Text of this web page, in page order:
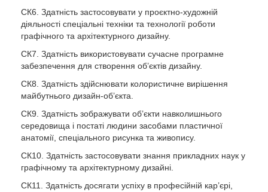
CК6. Здатність застосовувати у проєктно-художній
діяльності спеціальні техніки та технології роботи
графічного та архітектурного дизайну.
CК7. Здатність використовувати сучасне програмне
забезпечення для створення об’єктів дизайну.
CК8. Здатність здійснювати колористичне вирішення
майбутнього дизайн-об’єкта.
CК9. Здатність зображувати об’єкти навколишнього
середовища і постаті людини засобами пластичної
анатомії, спеціального рисунка та живопису.
CК10. Здатність застосовувати знання прикладних наук у
графічному та архітектурному дизайні.
CК11. Здатність досягати успіху в професійній кар’єрі,